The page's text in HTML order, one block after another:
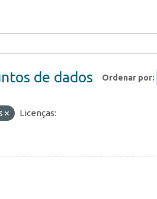
Ordenar por
de dados
Licenças: